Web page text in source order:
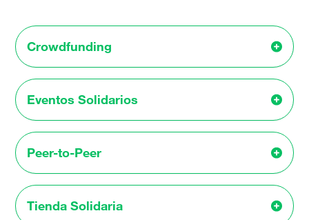
Crowdfunding
Eventos Solidarios
Peer-to-Peer
Tienda Solidaria